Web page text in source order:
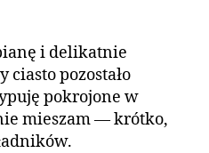
i delikatnie
ciasto pozostało
pokrojone w
mieszam — krótko,